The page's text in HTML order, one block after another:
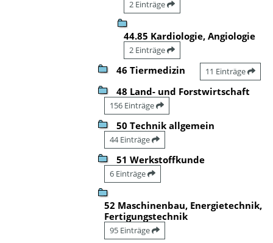
2 Einträge
44.85 Kardiologie, Angiologie
2 Einträge
46 Tiermedizin 11 Einträge
48 Land- und Forstwirtschaft
156 Einträge
50 Technik allgemein
44 Einträge
51 Werkstoffkunde
6 Einträge
52 Maschinenbau, Energietechnik,
Fertigungstechnik
95 Einträge